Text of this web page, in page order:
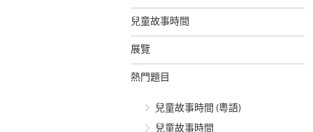
兒童故事時間
展覽
熱門題目
兒童故事時間 (粵語)
兒童故事時間